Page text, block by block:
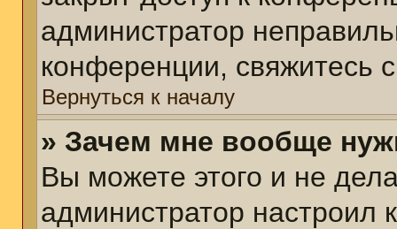
администратор
конференции, свяжитесь
Вернуться к началу
» Зачем мне вообще
Вы можете этого и не
администратор